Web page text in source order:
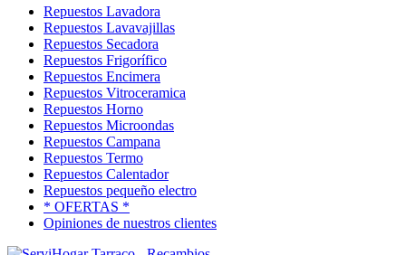
Repuestos Lavadora
Repuestos Lavavajillas
Repuestos Secadora
Repuestos Frigorífico
Repuestos Encimera
Repuestos Vitroceramica
Repuestos Horno
Repuestos Microondas
Repuestos Campana
Repuestos Termo
Repuestos Calentador
Repuestos pequeño electro
* OFERTAS *
Opiniones de nuestros clientes